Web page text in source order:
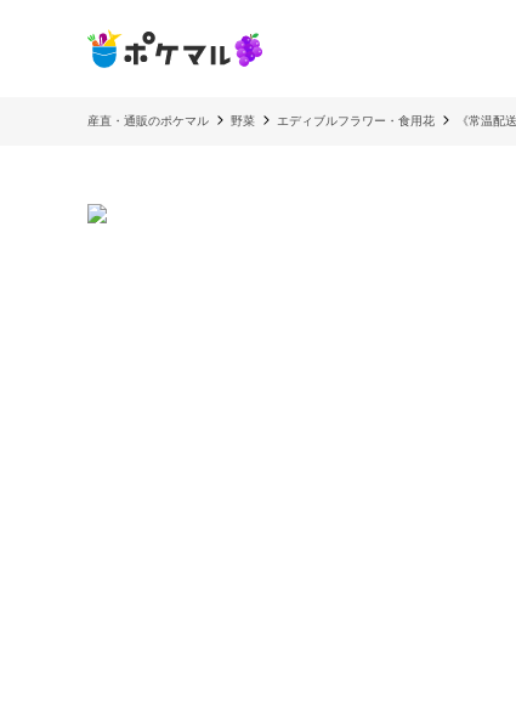
産直・通販のポケマル 野菜 エディブルフラワー・食用花 《常温配